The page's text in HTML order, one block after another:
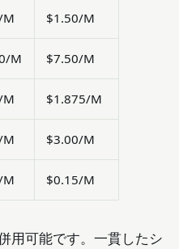
M $1.50/M
M $7.50/M
M $1.875/M
M $3.00/M
M $0.15/M
用可能です。一貫したシ